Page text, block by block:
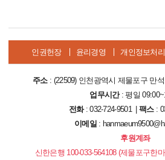
인권헌장 윤리경영 개인정보처
주소: (22509) 인천광역시 제물포구 만
업무시간: 평일
전화: 032-724-9501 |팩스:
이메일:
후원계좌
신한은행 100-033-564108 (제물포구한